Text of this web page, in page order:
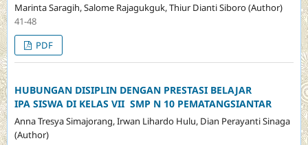
Marinta Saragih, Salome Rajagukguk, Thiur Dianti Siboro (Author)
41-48
PDF
HUBUNGAN DISIPLIN DENGAN PRESTASI BELAJAR
IPA SISWA DI KELAS VII SMP N 10 PEMATANGSIANTAR
Anna Tresya Simajorang, Irwan Lihardo Hulu, Dian Perayanti Sinaga
(Author)